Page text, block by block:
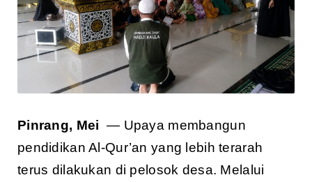
Pinrang, Mei — Upaya membangun
pendidikan Al-Qur’an yang lebih terarah
terus dilakukan di pelosok desa. Melalui